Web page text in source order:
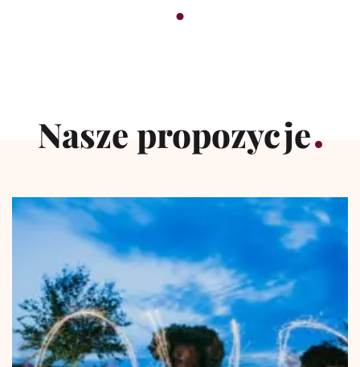
Nasze propozycje